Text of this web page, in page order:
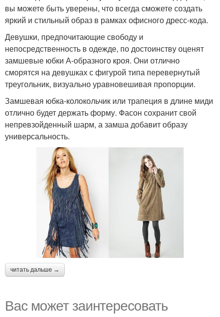
вы можете быть уверены, что всегда сможете создать
яркий и стильный образ в рамках офисного дресс-кода.
Девушки, предпочитающие свободу и
непосредственность в одежде, по достоинству оценят
замшевые юбки А-образного кроя. Они отлично
сморятся на девушках с фигурой типа перевернутый
треугольник, визуально уравновешивая пропорции.
Замшевая юбка-колокольчик или трапеция в длине миди
отлично будет держать форму. Фасон сохранит свой
непревзойденный шарм, а замша добавит образу
универсальность.
читать дальше →
Вас может заинтересовать